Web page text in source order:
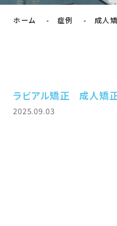
ホーム 症例 成人
ラビアル矯正 成人矯
2025.09.03